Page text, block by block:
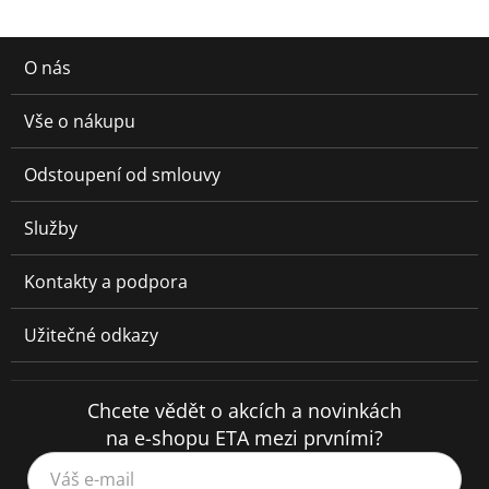
O nás
Vše o nákupu
Odstoupení od smlouvy
Služby
Kontakty a podpora
Užitečné odkazy
Chcete vědět o akcích a novinkách
na e-shopu ETA mezi prvními?
Váš e-mail